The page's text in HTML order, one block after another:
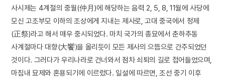
사시제는 4계절의 중월(仲月)에 해당하는 음력 2, 5, 8, 11월에 사당에
모신 고조부모 이하의 조상에게 지내는 제사로, 고대 중국에서 정제
(正祭)라고 해서 매우 중시되었다. 마치 국가의 종묘에서 춘하추동
사계절마다 대향(大饗)을 올리듯이 모든 제사의 으뜸으로 간주되었던
것이다. 그러다가 우리나라로 건너와서 점차 쇠퇴의 길로 접어들었으며,
마침내 묘제와 혼용되기에 이르렀다. 일설에 따르면, 조선 중기 이후